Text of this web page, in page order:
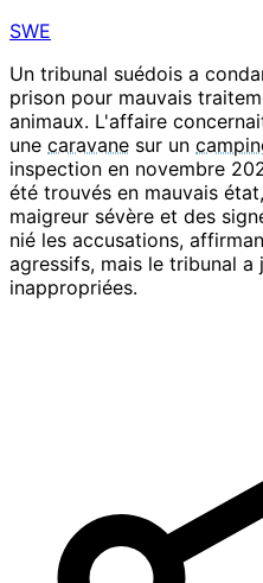
SWE
Un tribunal suédois a
prison pour mauvais
animaux. L'affaire
une caravane sur un
inspection en novembre
été trouvés en mauvais
maigreur sévère et des
nié les accusations,
agressifs, mais le tribunal
inappropriées.